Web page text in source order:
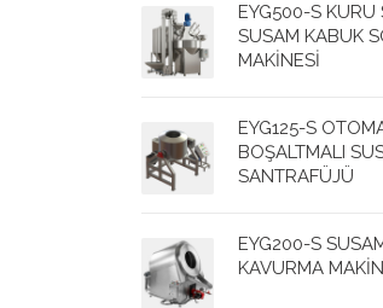
EYG500-S KURU
SUSAM KABUK
MAKİNESİ
EYG125-S
BOŞALTMALI
SANTRAFÜJÜ
EYG200-S
KAVURMA